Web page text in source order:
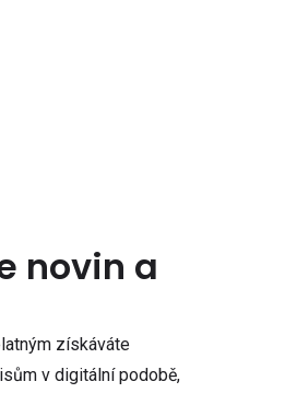
novin a
získáváte
v digitální podobě,